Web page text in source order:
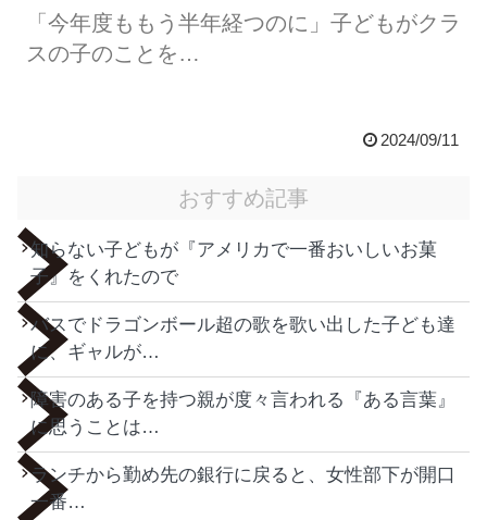
「今年度ももう半年経つのに」子どもがクラ
スの子のことを…
2024/09/11
おすすめ記事
知らない子どもが『アメリカで一番おいしいお菓
子』をくれたので
バスでドラゴンボール超の歌を歌い出した子ども達
に、ギャルが…
障害のある子を持つ親が度々言われる『ある言葉』
に思うことは…
ランチから勤め先の銀行に戻ると、女性部下が開口
一番…